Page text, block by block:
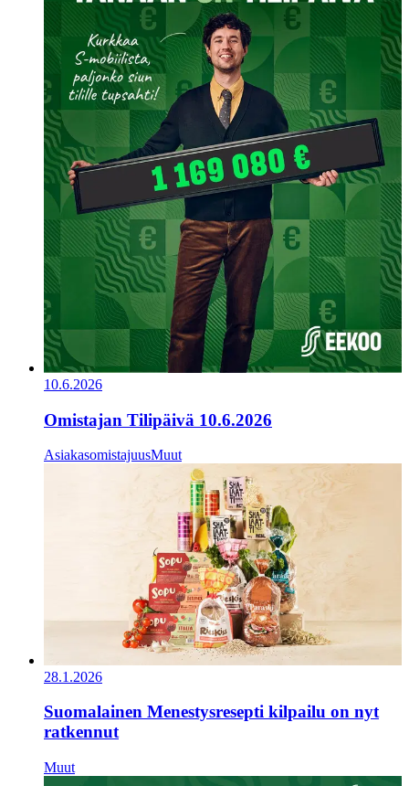
10.6.2026
Omistajan Tilipäivä 10.6.2026
AsiakasomistajuusMuut
28.1.2026
Suomalainen Menestysresepti kilpailu on nyt
ratkennut
Muut